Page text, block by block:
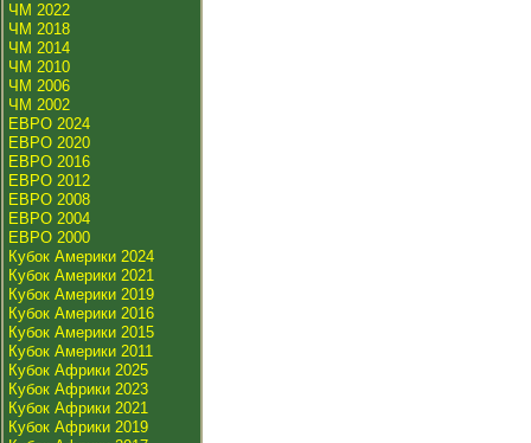
ЧМ 2022
ЧМ 2018
ЧМ 2014
ЧМ 2010
ЧМ 2006
ЧМ 2002
ЕВРО 2024
ЕВРО 2020
ЕВРО 2016
ЕВРО 2012
ЕВРО 2008
ЕВРО 2004
ЕВРО 2000
Кубок Америки 2024
Кубок Америки 2021
Кубок Америки 2019
Кубок Америки 2016
Кубок Америки 2015
Кубок Америки 2011
Кубок Африки 2025
Кубок Африки 2023
Кубок Африки 2021
Кубок Африки 2019